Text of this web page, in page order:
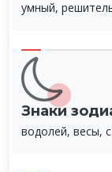
умный,
Знаки
водолей, весы,